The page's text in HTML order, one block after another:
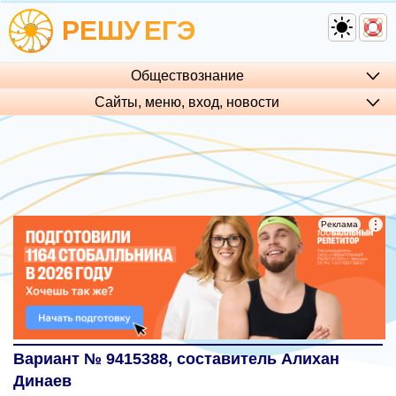
РЕШУЕГЭ
Обществознание
Сайты, меню, вход, но­во­сти
⋮
Реклама ⋮
Реклама
Вариант № 9415388, составитель Алихан
Динаев